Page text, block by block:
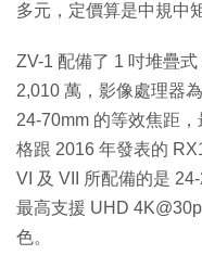
多元，定價算是中規中
ZV-1 配備了 1 吋堆疊
2,010 萬，影像處理器
24-70mm 的等效焦距
格跟 2016 年發表的
VI 及 VII 所配備的是
最高支援 UHD
色。